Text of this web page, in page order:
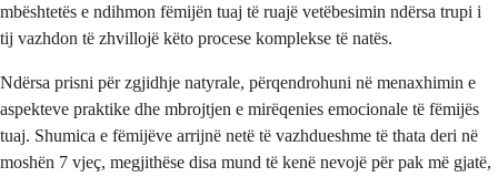
mbështetës e ndihmon fëmijën tuaj të ruajë vetëbesimin ndërsa trupi i
tij vazhdon të zhvillojë këto procese komplekse të natës.
Ndërsa prisni për zgjidhje natyrale, përqendrohuni në menaxhimin e
aspekteve praktike dhe mbrojtjen e mirëqenies emocionale të fëmijës
tuaj. Shumica e fëmijëve arrijnë netë të vazhdueshme të thata deri në
moshën 7 vjeç, megjithëse disa mund të kenë nevojë për pak më gjatë,